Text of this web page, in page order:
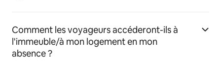
Comment les voyageurs accéderont-ils à
l'immeuble/à mon logement en mon
absence ?